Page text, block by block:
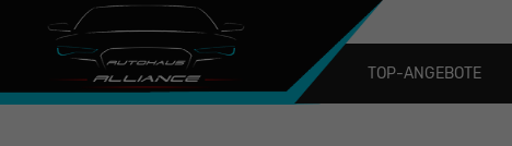
TOP-ANGEBOTE